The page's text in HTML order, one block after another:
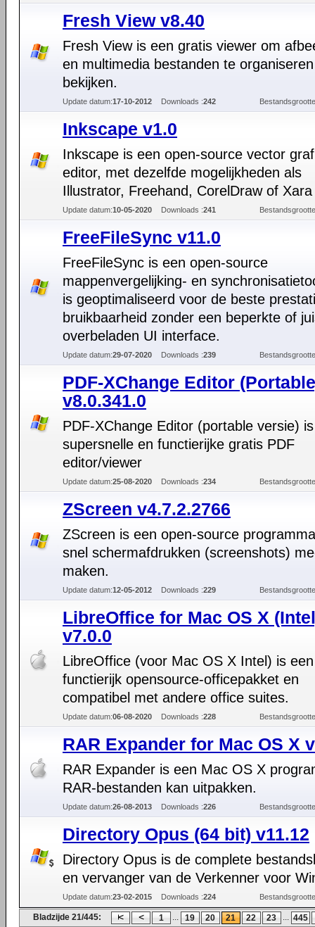
Fresh View v8.40
Fresh View is een gratis viewer om
en multimedia bestanden te
bekijken.
Update datum:17-10-2012 Downloads :242
Inkscape v1.0
Inkscape is een open-source vector
editor, met dezelfde mogelijkheden als
Illustrator, Freehand, CorelDraw of
Update datum:10-05-2020 Downloads :241
FreeFileSync v11.0
FreeFileSync is een open-source
mappenvergelijking- en
is geoptimaliseerd voor de beste
bruikbaarheid zonder een beperkte of
overbeladen UI interface.
Update datum:29-07-2020 Downloads :239
PDF-XChange Editor
v8.0.341.0
PDF-XChange Editor (portable versie)
supersnelle en functierijke gratis PDF
editor/viewer
Update datum:25-08-2020 Downloads :234
ZScreen v4.7.2.2766
ZScreen is een open-source
snel schermafdrukken (screenshots)
maken.
Update datum:12-05-2012 Downloads :229
LibreOffice for Mac OS X
v7.0.0
LibreOffice (voor Mac OS X Intel) is een
functierijk opensource-officepakket en
compatibel met andere office suites.
Update datum:06-08-2020 Downloads :228
RAR Expander for Mac OS X
RAR Expander is een Mac OS X
RAR-bestanden kan uitpakken.
Update datum:26-08-2013 Downloads :226
Directory Opus (64 bit) v11.12
Directory Opus is de complete
en vervanger van de Verkenner voor
Update datum:23-02-2015 Downloads :224
Bladzijde 21/445: 1 ... 19 20 21 22 23 ... 445